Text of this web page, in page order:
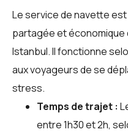
Le service de navette
partagée et économique
Istanbul. Il fonctionne
aux voyageurs de se
stress.
Temps de trajet :
entre 1h30 et 2h,